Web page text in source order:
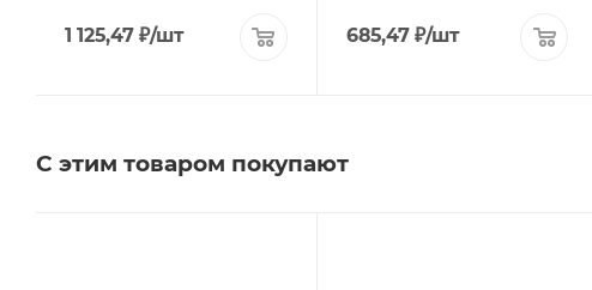
1 125,47 ₽/шт 685,47₽/шт
С этим товаром покупают